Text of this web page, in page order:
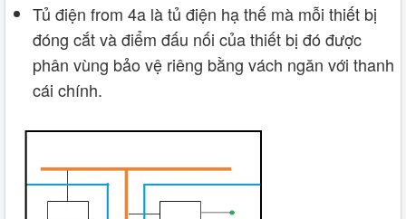
Tủ điện from 4a là tủ điện hạ thế mà mỗi thiết bị
đóng cắt và điểm đấu nối của thiết bị đó được
phân vùng bảo vệ riêng bằng vách ngăn với thanh
cái chính.